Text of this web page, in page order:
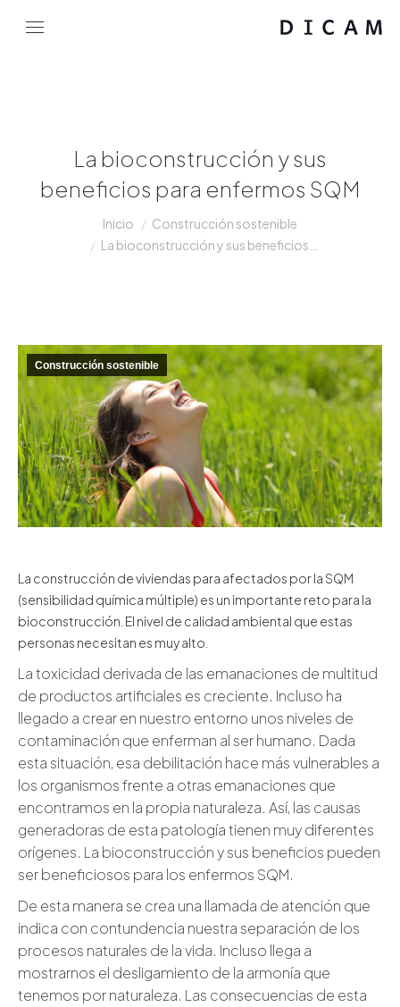
La bioconstrucción y sus
beneficios para enfermos SQM
Inicio
Construcción sostenible
La bioconstrucción y sus beneficios…
Construcción sostenible
La construcción de viviendas para afectados por laSQM
(sensibilidad química múltiple) es un importante reto para la
bioconstrucción. El nivel de calidad ambiental que estas
personas necesitan es muy alto.
La toxicidad derivada de las emanaciones de multitud
de productos artificiales es creciente. Incluso ha
llegado a crear en nuestro entorno unos niveles de
contaminación que enferman al ser humano. Dada
esta situación, esa debilitación hace más vulnerables a
los organismos frente a otras emanaciones que
encontramos en la propia naturaleza. Así, las causas
generadoras de esta patología tienen muy diferentes
orígenes. La bioconstrucción y sus beneficios pueden
ser beneficiosos para los enfermos SQM.
De esta manera se crea una llamada de atención que
indica con contundencia nuestra separación de los
procesos naturales de la vida. Incluso llega a
mostrarnos el desligamiento de la armonía que
tenemos por naturaleza. Las consecuencias de esta